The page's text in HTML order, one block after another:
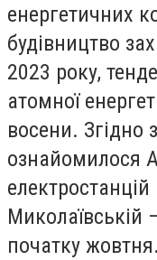
енергетичних
будівництво
2023 року,
атомної
восени. Згідно
ознайомилося
початку